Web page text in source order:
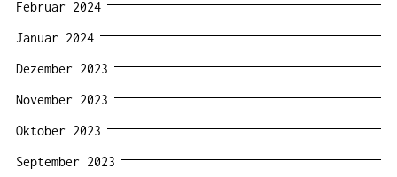
Februar 2024
Januar 2024
Dezember 2023
November 2023
Oktober 2023
September 2023